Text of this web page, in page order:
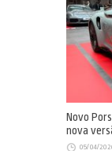
Novo
nova
05/04/